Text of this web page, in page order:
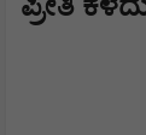
ಪ್ರೀತಿ